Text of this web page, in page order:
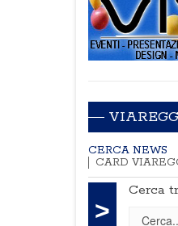
CERCA NEWS
CARD
>
Cerca